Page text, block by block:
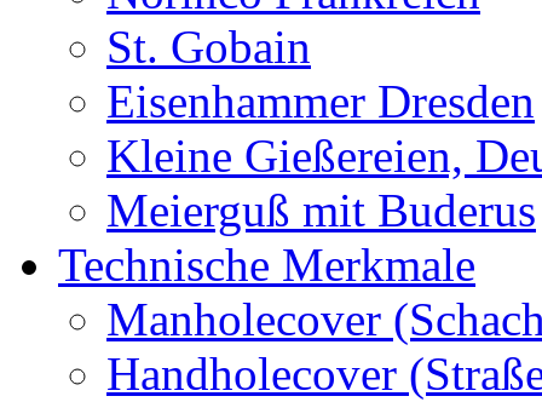
St. Gobain
Eisenhammer Dresden
Kleine Gießereien,
Meierguß mit Buderus
Technische Merkmale
Manholecover
Handholecover